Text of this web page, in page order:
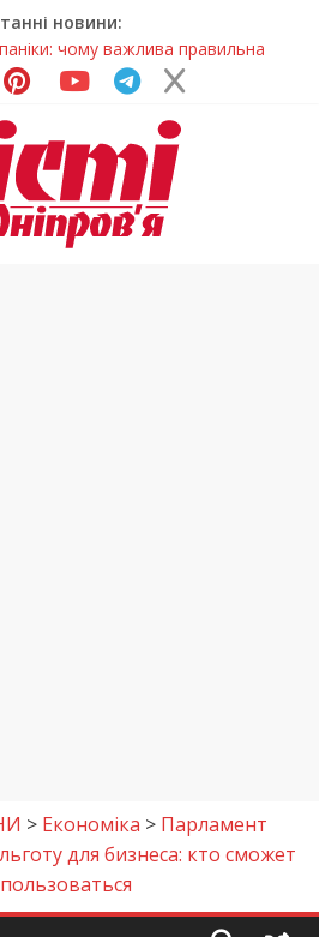
новини:
чому важлива правильна
телемедичні центри на
підготовка до опалювального
досліджують місце
монастиря (Фото)
> Економіка > Парламент
для бизнеса: кто сможет